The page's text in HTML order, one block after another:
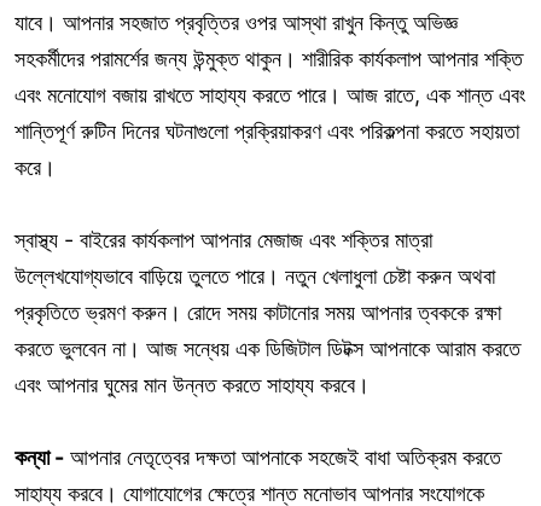
যাবে। আপনার সহজাত প্রবৃত্তির ওপর আস্থা রাখুন কিন্তু অভিজ্ঞ
সহকর্মীদের পরামর্শের জন্য উন্মুক্ত থাকুন। শারীরিক কার্যকলাপ আপনার শক্তি
এবং মনোযোগ বজায় রাখতে সাহায্য করতে পারে। আজ রাতে, এক শান্ত এবং
শান্তিপূর্ণ রুটিন দিনের ঘটনাগুলো প্রক্রিয়াকরণ এবং পরিকল্পনা করতে সহায়তা
করে।
স্বাস্থ্য - বাইরের কার্যকলাপ আপনার মেজাজ এবং শক্তির মাত্রা
উল্লেখযোগ্যভাবে বাড়িয়ে তুলতে পারে। নতুন খেলাধুলা চেষ্টা করুন অথবা
প্রকৃতিতে ভ্রমণ করুন। রোদে সময় কাটানোর সময় আপনার ত্বককে রক্ষা
করতে ভুলবেন না। আজ সন্ধেয় এক ডিজিটাল ডিটক্স আপনাকে আরাম করতে
এবং আপনার ঘুমের মান উন্নত করতে সাহায্য করবে।
কন্যা - আপনার নেতৃত্বের দক্ষতা আপনাকে সহজেই বাধা অতিক্রম করতে
সাহায্য করবে। যোগাযোগের ক্ষেত্রে শান্ত মনোভাব আপনার সংযোগকে